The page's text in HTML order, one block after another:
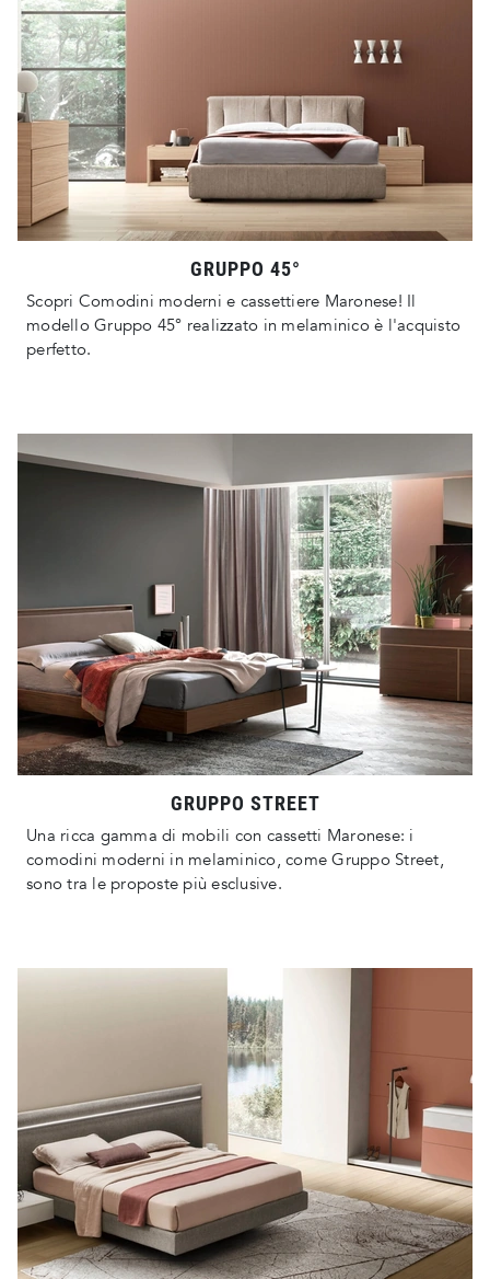
GRUPPO 45°
Scopri Comodini moderni e cassettiere Maronese! Il
modello Gruppo 45° realizzato in melaminico è l'acquisto
perfetto.
GRUPPO STREET
Una ricca gamma di mobili con cassetti Maronese: i
comodini moderni in melaminico, come Gruppo Street,
sono tra le proposte più esclusive.